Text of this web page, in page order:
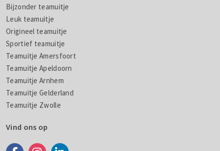
Bijzonder teamuitje
Leuk teamuitje
Origineel teamuitje
Sportief teamuitje
Teamuitje Amersfoort
Teamuitje Apeldoorn
Teamuitje Arnhem
Teamuitje Gelderland
Teamuitje Zwolle
Vind ons op